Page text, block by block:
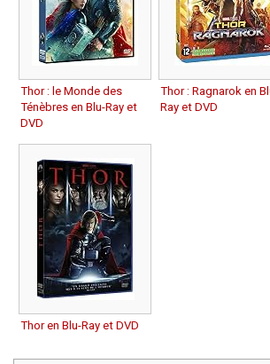
Thor : le Monde des
Ténèbres en Blu-Ray et
DVD
Thor : Ragnarok en
Ray et DVD
Thor en Blu-Ray et DVD